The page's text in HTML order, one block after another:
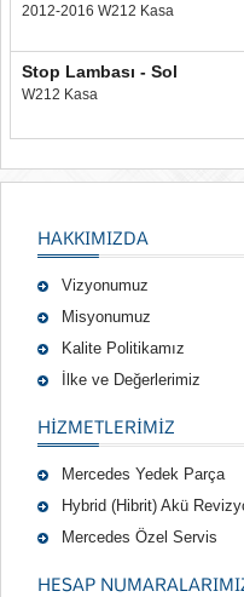
2012-2016 W212 Kasa
Stop Lambası - Sol
W212 Kasa
HAKKIMIZDA
Vizyonumuz
Misyonumuz
Kalite Politikamız
İlke ve Değerlerimiz
HIZMETLERIMIZ
Mercedes Yedek Parça
Hybrid (Hibrit) Akü
Mercedes Özel Servis
HESAP